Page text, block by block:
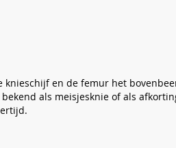
en de femur het
als meisjesknie of als